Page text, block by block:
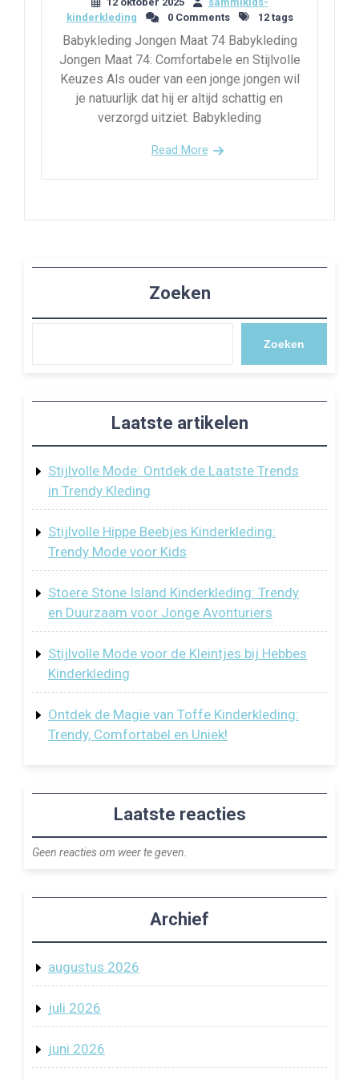
kinderkleding
0 Comments 12 tags
Babykleding Jongen Maat 74 Babykleding
Jongen Maat 74: Comfortabele en Stijlvolle
Keuzes Als ouder van een jonge jongen wil
je natuurlijk dat hij er altijd schattig en
verzorgd uitziet. Babykleding
Read More
Zoeken
Zoeken
Laatste artikelen
Stijlvolle Mode: Ontdek de Laatste Trends
in Trendy Kleding
Stijlvolle Hippe Beebjes Kinderkleding:
Trendy Mode voor Kids
Stoere Stone Island Kinderkleding: Trendy
en Duurzaam voor Jonge Avonturiers
Stijlvolle Mode voor de Kleintjes bij Hebbes
Kinderkleding
Ontdek de Magie van Toffe Kinderkleding:
Trendy, Comfortabel en Uniek!
Laatste reacties
Geen reacties om weer te geven.
Archief
augustus 2026
juli 2026
juni 2026